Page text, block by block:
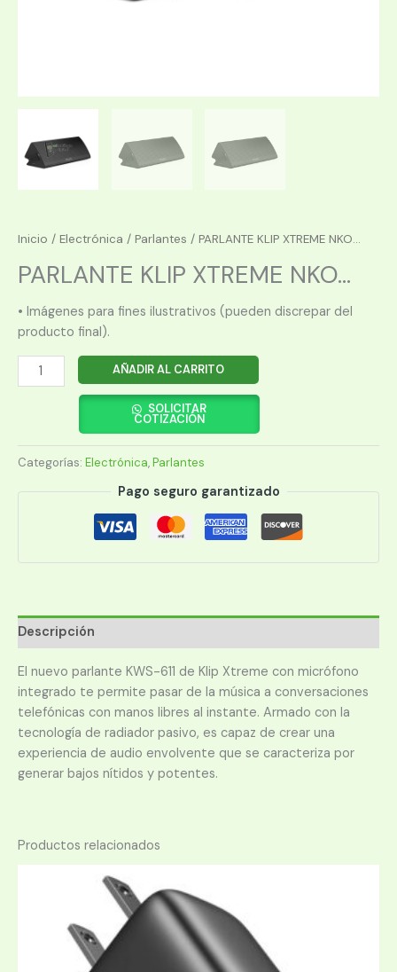
Inicio / Electrónica / Parlantes / PARLANTE KLIP XTREME NKO...
PARLANTE KLIP XTREME NKO...
• Imágenes para fines ilustrativos (pueden discrepar del
producto final).
PARLANTE
KLIP
KWS-
611BK
AÑADIR AL CARRITO
SOLICITAR
COTIZACIÓN
Categorías: Electrónica,Parlantes
Pago seguro garantizado
Descripción
El nuevo parlante KWS-611 de Klip Xtreme con micrófono
integrado te permite pasar de la música a conversaciones
telefónicas con manos libres al instante. Armado con la
tecnología de radiador pasivo, es capaz de crear una
experiencia de audio envolvente que se caracteriza por
generar bajos nítidos y potentes.
Productos relacionados